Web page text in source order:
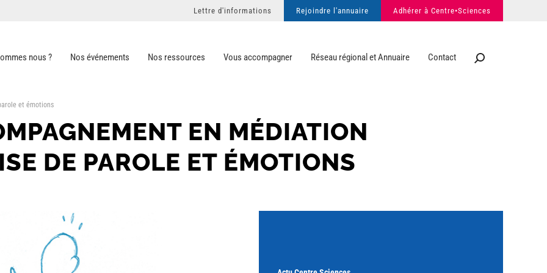
nous ? Nos événements Nos ressources Vous accompagner Réseau régional et Annuaire Contact
Lettre d'informations Rejoindre l'annuaire Adhérer à Centre•Sciences
et émotions
EN MÉDIATION
DE PAROLE ET ÉMOTIONS